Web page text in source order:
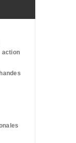
action